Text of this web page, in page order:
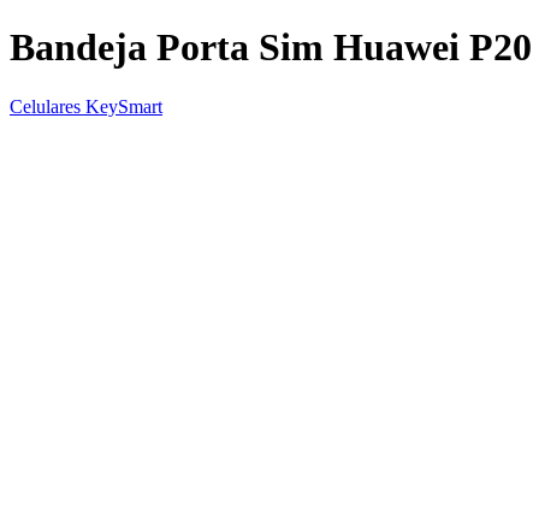
Bandeja Porta Sim Huawei
Celulares KeySmart